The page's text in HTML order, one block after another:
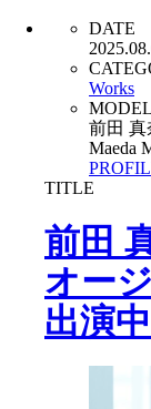
DATE
Works
MODEL
前田 真
Maeda
TITLE
前田
オー
出演中